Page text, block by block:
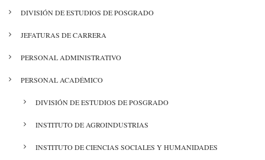
DIVISIÓN DE ESTUDIOS DE POSGRADO
JEFATURAS DE CARRERA
PERSONAL ADMINISTRATIVO
PERSONAL ACADÉMICO
DIVISIÓN DE ESTUDIOS DE POSGRADO
INSTITUTO DE AGROINDUSTRIAS
INSTITUTO DE CIENCIAS SOCIALES Y HUMANIDADES